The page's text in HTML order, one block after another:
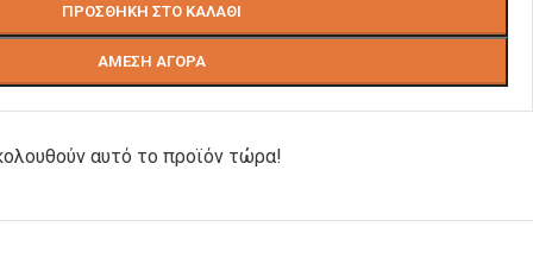
ΠΡΟΣΘΉΚΗ ΣΤΟ ΚΑΛΆΘΙ
ΆΜΕΣΗ ΑΓΟΡΆ
αυτό το προϊόν τώρα!